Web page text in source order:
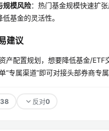
规模风险：热门基金规模快速扩
基金的灵活性。
建议
产配置规划，想要降低基金/ETF
“专属渠道”即可对接头部券商专
反对0